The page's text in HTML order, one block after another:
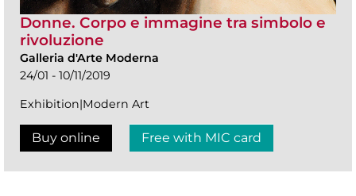
Donne. Corpo e immagine tra simbolo e
rivoluzione
Galleria d'Arte Moderna
24/01 - 10/11/2019
Exhibition|Modern Art
Buy online Free with MIC card